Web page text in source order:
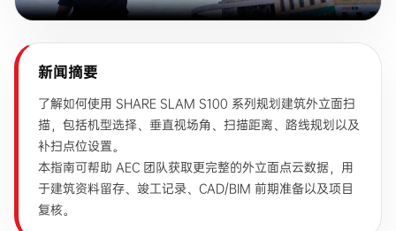
新闻摘要
了解如何使用 SHARE SLAM S100 系列规划建筑外立面扫
描，包括机型选择、垂直视场角、扫描距离、路线规划以及
补扫点位设置。
本指南可帮助 AEC 团队获取更完整的外立面点云数据，用
于建筑资料留存、竣工记录、CAD/BIM 前期准备以及项目
复核。